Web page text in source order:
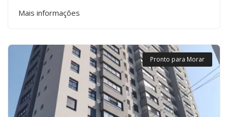
Mais informações
Pronto para Morar